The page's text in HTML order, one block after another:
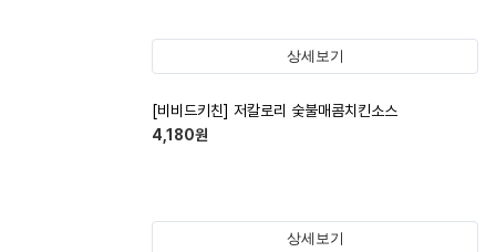
상세보기
[비비드키친] 저칼로리 숯불매콤치킨소스
4,180원
상세보기